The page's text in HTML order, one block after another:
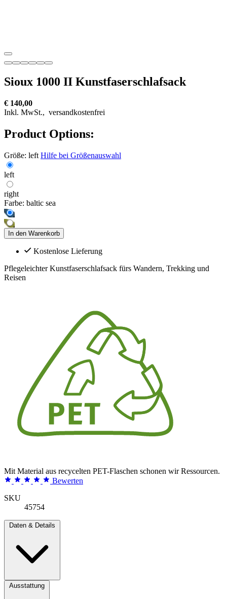
Sioux 1000 II Kunstfaserschlafsack
€ 140,00
Inkl. MwSt., versandkostenfrei
Product Options:
Größe: left Hilfe bei Größenauswahl
left
right
Farbe: baltic sea
In den Warenkorb
Kostenlose Lieferung
Pflegeleichter Kunstfaserschlafsack fürs Wandern, Trekking und
Reisen
Mit Material aus recycelten PET-Flaschen schonen wir Ressourcen.
Bewerten
SKU
45754
Daten & Details
Ausstattung